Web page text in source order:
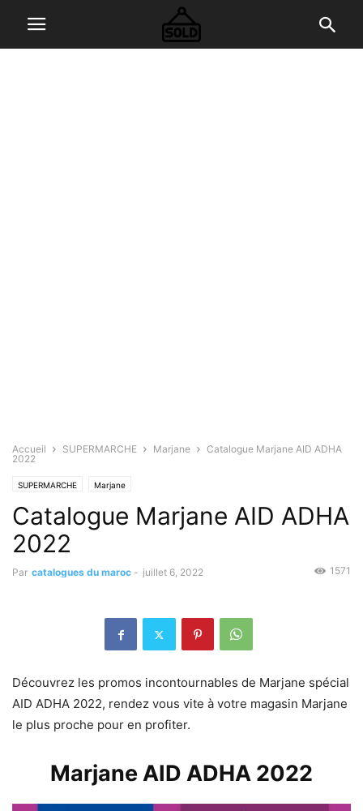
Accueil SUPERMARCHE Marjane
Catalogue Marjane AID ADHA
2022
SUPERMARCHE Marjane
Catalogue Marjane AID ADHA
2022
Par catalogues du maroc - juillet 6, 2022 1571
Découvrez les promos incontournables de Marjane spécial
AID ADHA 2022, rendez vous vite à votre magasin Marjane
le plus proche pour en profiter.
Marjane AID ADHA 2022